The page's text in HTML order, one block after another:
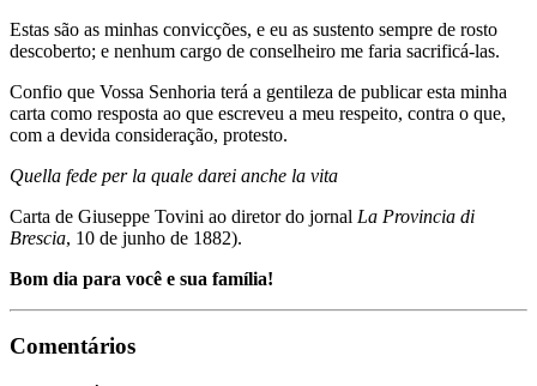
Estas são as minhas convicções, e eu as sustento sempre de rosto
descoberto; e nenhum cargo de conselheiro me faria sacrificá-las.
Confio que Vossa Senhoria terá a gentileza de publicar esta minha
carta como resposta ao que escreveu a meu respeito, contra o que,
com a devida consideração, protesto.
Quella fede per la quale darei anche la vita
Carta de Giuseppe Tovini ao diretor do jornal La Provincia di
Brescia, 10 de junho de 1882).
Bom dia para você e sua família!
Comentários